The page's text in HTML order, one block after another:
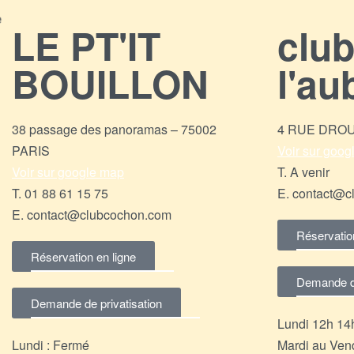
LE PT'IT
BOUILLON
38 passage des panoramas – 75002
PARIS
Voir sur google map
T. 01 88 61 15 75
E. contact@clubcochon.com
Réservation en ligne
Demande de privatisation
Lundi : Fermé
4 RUE
Voir sur
T. A venir
E.
Demande
Lundi 12h
Mardi au